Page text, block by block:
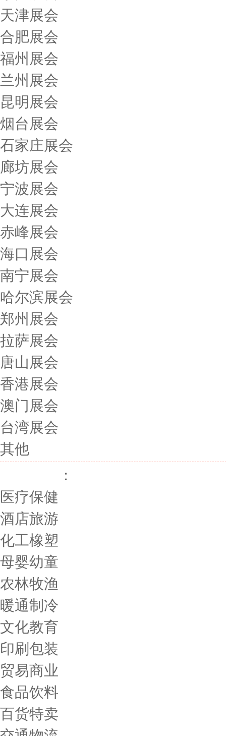
天津展会
合肥展会
福州展会
兰州展会
昆明展会
烟台展会
石家庄展会
廊坊展会
宁波展会
大连展会
赤峰展会
海口展会
南宁展会
哈尔滨展会
郑州展会
拉萨展会
唐山展会
香港展会
澳门展会
台湾展会
其他
：
医疗保健
酒店旅游
化工橡塑
母婴幼童
农林牧渔
暖通制冷
文化教育
印刷包装
贸易商业
食品饮料
百货特卖